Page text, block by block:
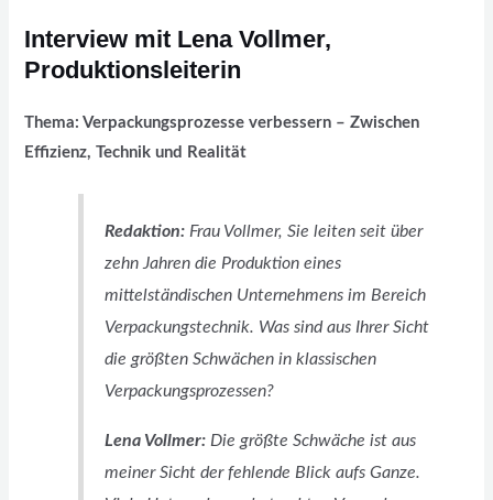
Interview mit Lena Vollmer,
Produktionsleiterin
Thema: Verpackungsprozesse verbessern – Zwischen
Effizienz, Technik und Realität
Redaktion:Frau Vollmer, Sie leiten seit über
zehn Jahren die Produktion eines
mittelständischen Unternehmens im Bereich
Verpackungstechnik. Was sind aus Ihrer Sicht
die größten Schwächen in klassischen
Verpackungsprozessen?
Lena Vollmer:Die größte Schwäche ist aus
meiner Sicht der fehlende Blick aufs Ganze.